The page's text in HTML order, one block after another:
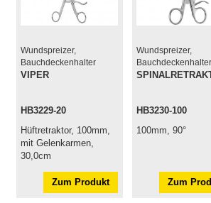
Wundspreizer,
Bauchdeckenhalter
VIPER
HB3229-20
Hüftretraktor, 100mm,
mit Gelenkarmen,
30,0cm
Zum Produkt
Wundspreizer,
Bauchdeckenhalter
HB3230-100
100mm, 90°
Zum